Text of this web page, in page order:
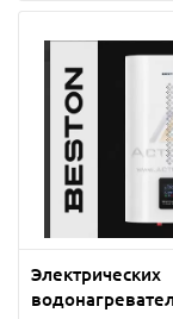
Электрических